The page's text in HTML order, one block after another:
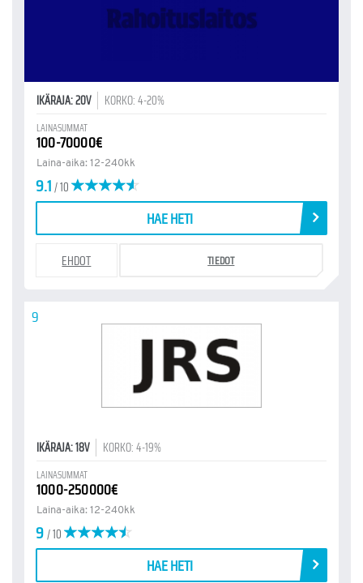
IKÄRAJA: 20V KORKO: 4-20%
LAINASUMMAT
100-70000€
Laina-aika: 12-240kk
9.1/ 10
HAE HETI
EHDOT TIEDOT
9
IKÄRAJA: 18V KORKO: 4-19%
LAINASUMMAT
1000-250000€
Laina-aika: 12-240kk
9/ 10
HAE HETI